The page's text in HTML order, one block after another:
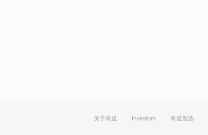
关于有道 Investors 有道智选